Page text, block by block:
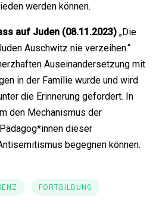
werden können.
auf Juden (08.11.2023) „Die
Auschwitz nie verzeihen.“
Auseinandersetzung mit
in der Familie wurde und wird
die Erinnerung gefordert. In
den Mechanismus der
dieser
begegnen können.
FORTBILDUNG